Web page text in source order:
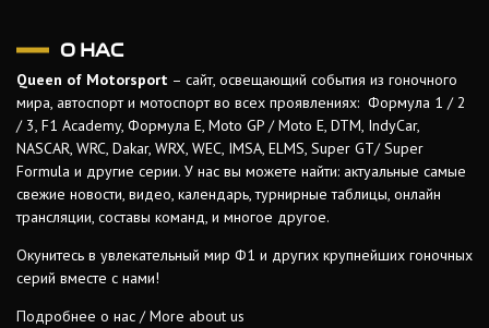
О НАС
Queen of Motorsport – сайт, освещающий события из гоночного
мира, автоспорт и мотоспорт во всех проявлениях: Формула 1 / 2
/ 3, F1 Academy, Формула Е, Moto GP / Moto E, DTM, IndyCar,
NASCAR, WRC, Dakar, WRX, WEC, IMSA, ELMS, Super GT/ Super
Formula и другие серии. У нас вы можете найти: актуальные самые
свежие новости, видео, календарь, турнирные таблицы, онлайн
трансляции, составы команд, и многое другое.
Окунитесь в увлекательный мир Ф1 и других крупнейших гоночных
серий вместе с нами!
Подробнее о нас / More about us